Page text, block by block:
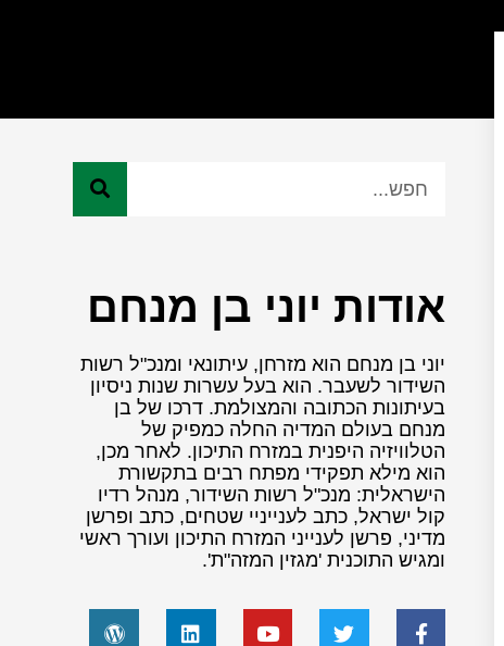
אודות יוני בן מנחם
יוני בן מנחם הוא מזרחן, עיתונאי ומנכ"ל רשות
השידור לשעבר. הוא בעל עשרות שנות ניסיון
בעיתונות הכתובה והמצולמת. דרכו של בן
מנחם בעולם המדיה החלה כמפיק של
הטלוויזיה היפנית במזרח התיכון. לאחר מכן,
הוא מילא תפקידי מפתח רבים בתקשורת
הישראלית: מנכ"ל רשות השידור, מנהל רדיו
קול ישראל, כתב לענייניי שטחים, כתב ופרשן
מדיני, פרשן לענייני המזרח התיכון ועורך ראשי
ומגיש התוכנית 'מגזין המזה"ת'.